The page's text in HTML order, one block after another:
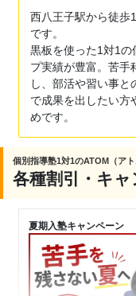
西八王子駅から徒歩
です。
黒板を使った1対1の
プ実績が豊富。苦手
し、部活や習い事と
で成果を出したい方
めです。
個別指導塾1対1のATOM（ア
各種割引・キ
夏期入塾キャンペーン